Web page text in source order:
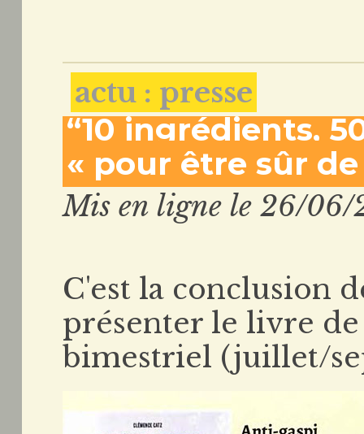
actu : presse
“10 ingrédients,
« pour être sûr
Mis en ligne le 26/06/
C'est la conclusion
présenter le livre
bimestriel (juillet/